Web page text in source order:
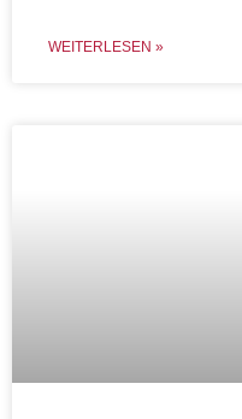
WEITERLESEN »